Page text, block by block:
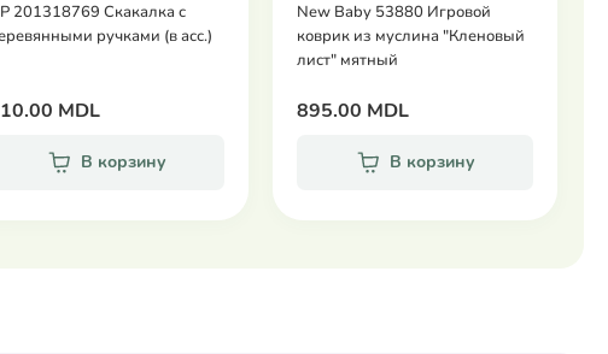
201318769 Скакалка с
ручками (в асс.)
MDL
В корзину
New Baby 53880 Игровой
коврик из муслина "Кленовый
лист" мятный
895.00 MDL
В корзину